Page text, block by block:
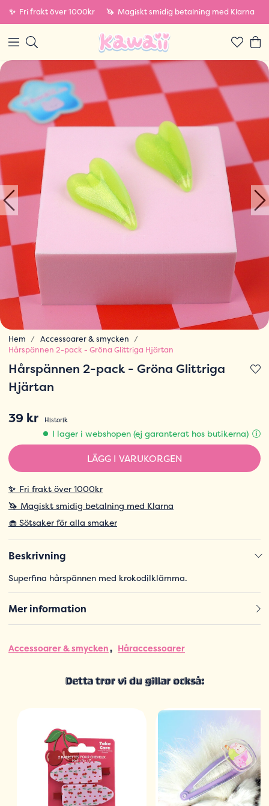
✨ Fri frakt över 1000kr 🦄 Magiskt smidig betalning med Klarna
Hem
Accessoarer & smycken
Hårspännen 2-pack - Gröna Glittriga Hjärtan
Hårspännen 2-pack - Gröna Glittriga
Hjärtan
39 kr
Historik
I lager i webshopen (ej garanterat hos butikerna)
LÄGG I VARUKORGEN
✨ Fri frakt över 1000kr
🦄 Magiskt smidig betalning med Klarna
🧁 Sötsaker för alla smaker
Beskrivning
Superfina hårspännen med krokodilklämma.
Mer information
Accessoarer & smycken Håraccessoarer
Detta tror vi du gillar också: